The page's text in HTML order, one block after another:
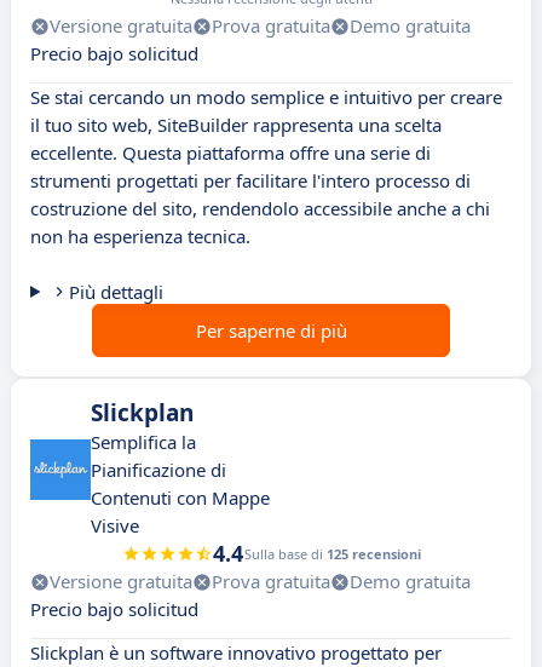
Versione gratuita Prova gratuita
Demo gratuita
Precio bajo solicitud
Se stai cercando un modo semplice e intuitivo per creare
il tuo sito web, SiteBuilder rappresenta una scelta
eccellente. Questa piattaforma offre una serie di
strumenti progettati per facilitare l'intero processo di
costruzione del sito, rendendolo accessibile anche a chi
non ha esperienza tecnica.
Più dettagli
Per saperne di più
Slickplan
Semplifica la
Pianificazione di
Contenuti con Mappe
Visive
4.4Sulla base di 125 recensioni
Versione gratuita Prova gratuita
Demo gratuita
Precio bajo solicitud
Slickplan è un software innovativo progettato per